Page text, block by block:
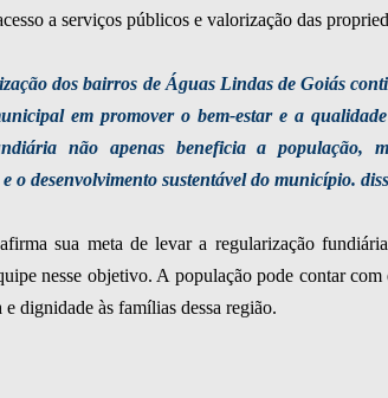
a serviços públicos e valorização das
dos bairros de Águas Lindas de Goiás
em promover o bem-estar e a
não apenas beneficia a população,
o desenvolvimento sustentável do município.
sua meta de levar a regularização
nesse objetivo. A população pode contar
dignidade às famílias dessa região.